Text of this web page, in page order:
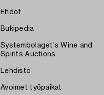
Ehdot
Bukipedia
Systembolaget's Wine and
Spirits Auctions
Lehdistö
Avoimet työpaikat